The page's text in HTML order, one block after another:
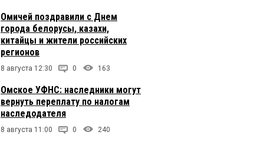
Омичей поздравили с Днем
города белорусы, казахи,
китайцы и жители российских
регионов
8 августа 12:30 0 163
Омское УФНС: наследники могут
вернуть переплату по налогам
наследодателя
8 августа 11:00 0 240